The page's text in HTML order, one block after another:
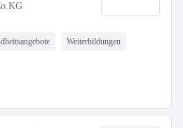
Weiterbildungen